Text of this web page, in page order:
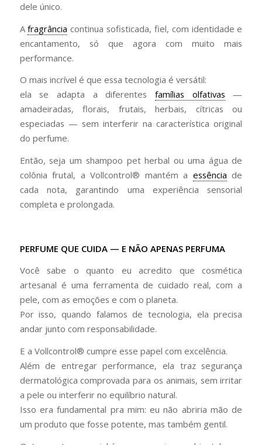
dele único.
Afragrância continua sofisticada, fiel, com identidade e
encantamento, só que agora com muito mais
performance.
O mais incrível é que essa tecnologia é versátil:
ela se adapta a diferentesfamílias olfativas —
amadeiradas, florais, frutais, herbais, cítricas ou
especiadas — sem interferir na característica original
do perfume.
Então, seja um shampoo pet herbal ou uma água de
colônia frutal, a Vollcontrol® mantém a essência de
cada nota, garantindo uma experiência sensorial
completa e prolongada.
PERFUME QUE CUIDA — E NÃO APENAS PERFUMA
Você sabe o quanto eu acredito que cosmética
artesanal é uma ferramenta de cuidado real, com a
pele, com as emoções e com o planeta.
Por isso, quando falamos de tecnologia, ela precisa
andar junto com responsabilidade.
E a Vollcontrol® cumpre esse papel com excelência.
Além de entregar performance, ela traz segurança
dermatológica comprovada para os animais, sem irritar
a pele ou interferir no equilíbrio natural.
Isso era fundamental pra mim: eu não abriria mão de
um produto que fosse potente, mas também gentil.